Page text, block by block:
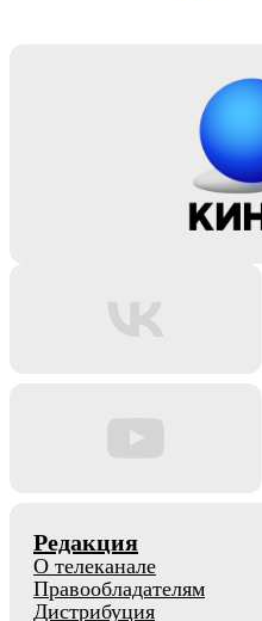
Редакция
О телеканале
Правообладателям
Дистрибуция